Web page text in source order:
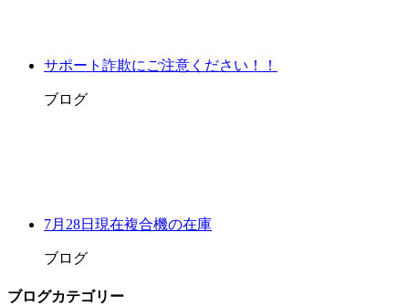
サポート詐欺にご注意ください！！
ブログ
7月28日現在複合機の在庫
ブログ
ブログカテゴリー